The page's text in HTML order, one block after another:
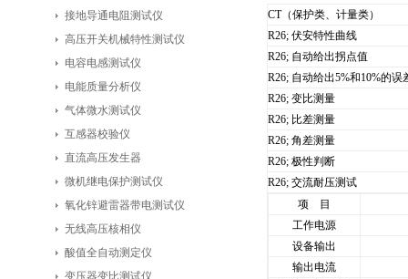
接地导通电阻测试仪
高压开关机械特性测试仪
电容电感测试仪
电能质量分析仪
气体微水测试仪
互感器校验仪
直流高压发生器
微机继电保护测试仪
氧化锌避雷器带电测试仪
无线高压核相仪
酸值全自动测定仪
变压器变比测试仪
CT（保护类、计量类）
R26; 伏安特性曲线
R26; 自动给出拐点值
R26; 自动给出5%和10%的误
R26; 变比测量
R26; 比差测量
R26; 角差测量
R26; 极性判断
R26; 交流耐压测试
项 目
工作电源
设备输出
输出电流